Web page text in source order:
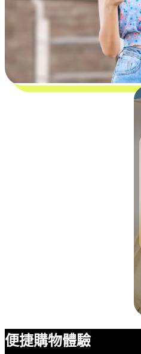
便捷購物體驗